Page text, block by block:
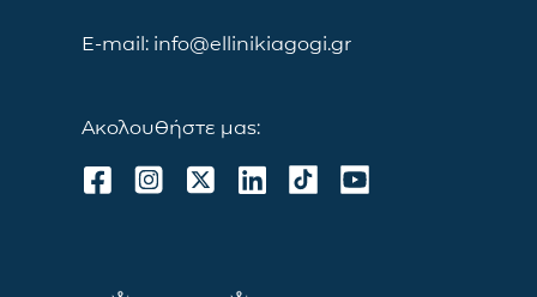
E-mail: info@ellinikiagogi.gr
Ακολουθήστε μας: